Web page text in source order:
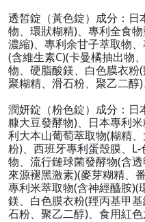
透皙錠（黃色錠）成分：日
物、環狀糊精)、專利全食
濃縮)、專利余甘子萃取物
(含維生素C)(卡曼橘抽出物
物、硬脂酸鎂、白色膜衣粉
聚糊精、滑石粉、聚乙二醇)
潤妍錠（粉色錠）成分：
糠大豆發酵物)、日本專利
利大本山葡萄萃取物(糊精
粉)、西班牙專利蛋殼膜、
物、流行鏈球菌發酵物(含
來源褪黑激素)(麥芽糊精、
專利米萃取物(含神經醯胺)(
鎂、白色膜衣粉(羥丙基甲
石粉、聚乙二醇)、食用紅色